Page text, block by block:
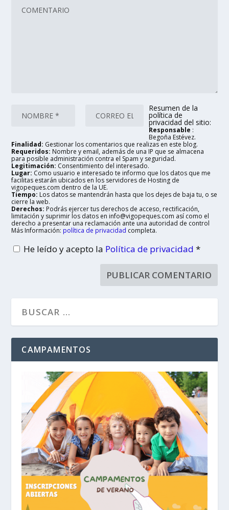
Resumen de la
política de
privacidad del sitio:
Responsable :
Begoña Estévez.
Finalidad: Gestionar los comentarios que realizas en este blog.
Requeridos: Nombre y email, además de una IP que se almacena
para posible administración contra el Spam y seguridad.
Legitimación: Consentimiento del interesado.
Lugar: Como usuario e interesado te informo que los datos que me
facilitas estarán ubicados en los servidores de Hosting de
vigopeques.com dentro de la UE.
Tiempo: Los datos se mantendrán hasta que los dejes de baja tu, o se
cierre la web.
Derechos: Podrás ejercer tus derechos de acceso, rectificación,
limitación y suprimir los datos en info@vigopeques.com así como el
derecho a presentar una reclamación ante una autoridad de control
Más Información: política de privacidad completa.
He leído y acepto la Política de privacidad*
CAMPAMENTOS